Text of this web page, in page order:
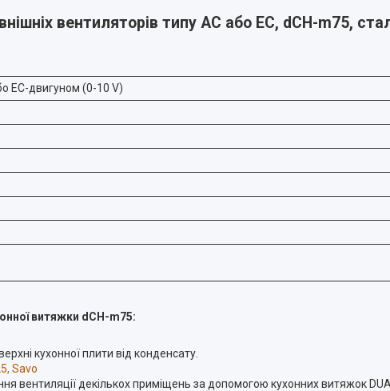
вентиляторів типу AC або EC, dCH-m75,
EC-двигуном (0-10 V)
витяжки dCH-m75:
кухонної плити від конденсату.
Savo
вентиляції декількох приміщень за допомогою кухонних витяжок